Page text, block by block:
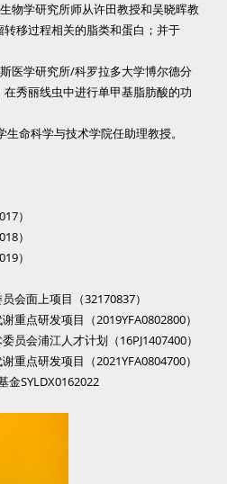
物学研究所师从许田教授和吴晓晖教
移过程相关的脂类和蛋白；并于
医学研究所/科罗拉多大学博尔德分
秀丽线虫中进行单甲基脂肪酸的功
命科学与技术学院任助理教授。
）
）
）
会面上项目（32170837）
重点研发项目（2019YFA0802800）
员会浦江人才计划（16PJ1407400）
重点研发项目（2021YFA0804700）
金SYLDX0162022